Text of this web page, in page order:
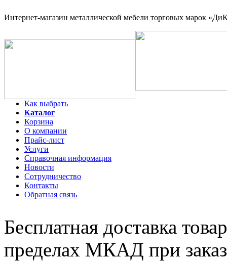
Интернет-магазин металлической мебели торговых марок
Как выбрать
Каталог
Корзина
О компании
Прайс-лист
Услуги
Справочная информация
Новости
Сотрудничество
Контакты
Обратная связь
Бесплатная доставка
пределах МКАД при